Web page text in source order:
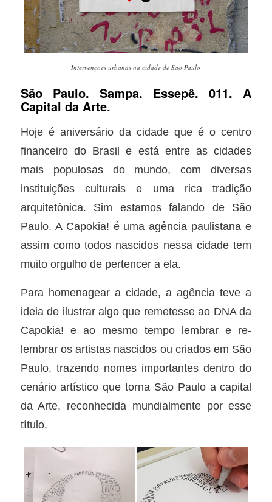
Intervenções urbanas na cidade de São Paulo
São Paulo. Sampa. Essepê. 011. A
Capital da Arte.
Hoje é aniversário da cidade que é o centro
financeiro do Brasil e está entre as cidades
mais populosas do mundo, com diversas
instituições culturais e uma rica tradição
arquitetônica. Sim estamos falando de São
Paulo. A Capokia! é uma agência paulistana e
assim como todos nascidos nessa cidade tem
muito orgulho de pertencer a ela.
Para homenagear a cidade, a agência teve a
ideia de ilustrar algo que remetesse ao DNA da
Capokia! e ao mesmo tempo lembrar e re-
lembrar os artistas nascidos ou criados em São
Paulo, trazendo nomes importantes dentro do
cenário artístico que torna São Paulo a capital
da Arte, reconhecida mundialmente por esse
título.